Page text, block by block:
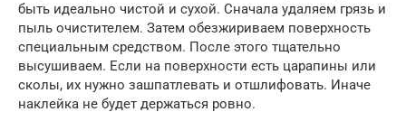
быть идеально чистой и сухой. Сначала удаляем грязь и
пыль очистителем. Затем обезжириваем поверхность
специальным средством. После этого тщательно
высушиваем. Если на поверхности есть царапины или
сколы, их нужно зашпатлевать и отшлифовать. Иначе
наклейка не будет держаться ровно.